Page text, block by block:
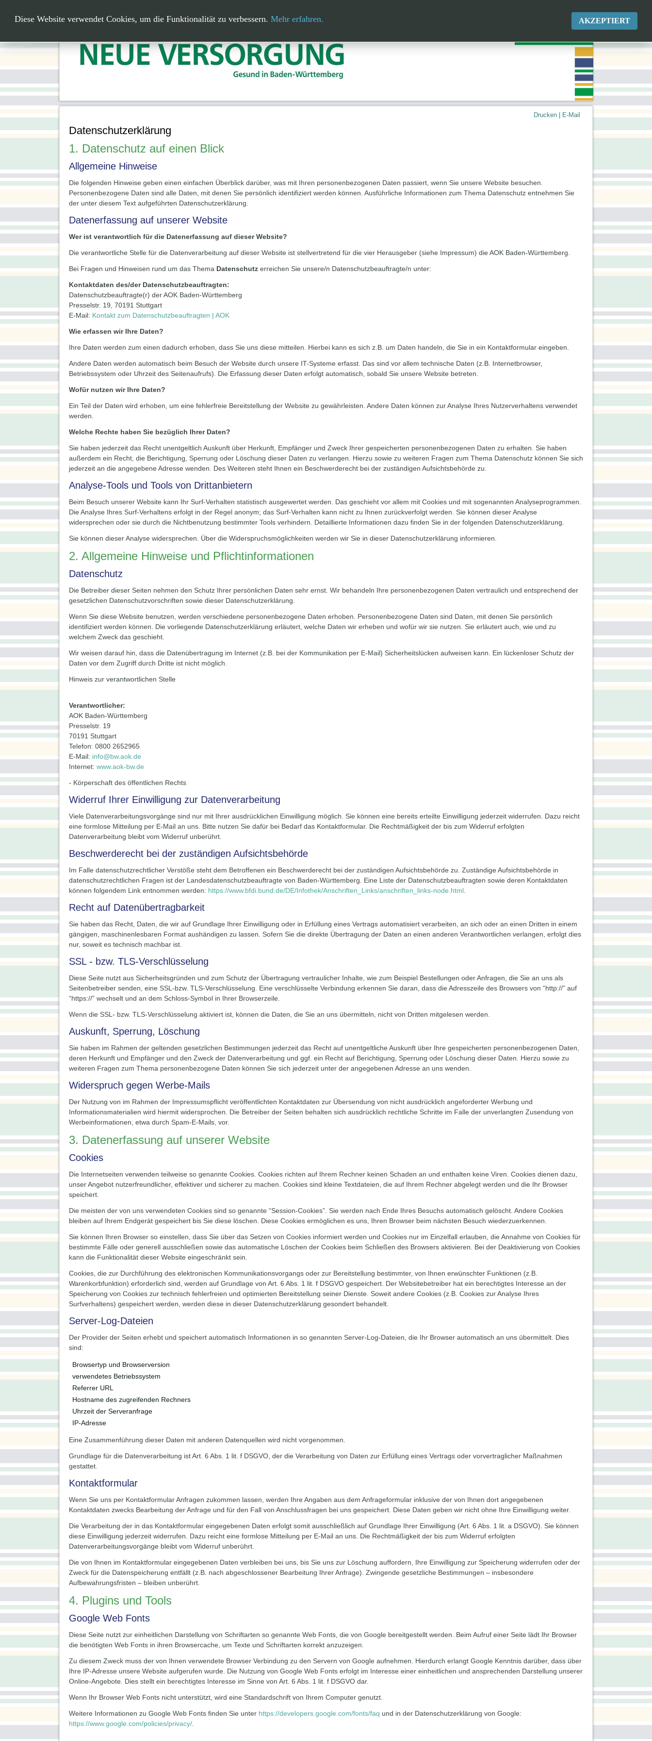
Drucken E-Mail
Datenschutzerklärung
1. Datenschutz auf einen Blick
Allgemeine Hinweise
Die folgenden Hinweise geben einen einfachen Überblick darüber, was mit Ihren personenbezogenen Daten passiert, wenn Sie unsere Website besuchen.
Personenbezogene Daten sind alle Daten, mit denen Sie persönlich identifiziert werden können. Ausführliche Informationen zum Thema Datenschutz entnehmen Sie
der unter diesem Text aufgeführten Datenschutzerklärung.
Datenerfassung auf unserer Website
Wer ist verantwortlich für die Datenerfassung auf dieser Website?
Die verantwortliche Stelle für die Datenverarbeitung auf dieser Website ist stellvertretend für die vier Herausgeber (siehe Impressum) die AOK Baden-Württemberg.
Bei Fragen und Hinweisen rund um das Thema Datenschutz erreichen Sie unsere/n Datenschutzbeauftragte/n unter:
Kontaktdaten des/der Datenschutzbeauftragten:
Datenschutzbeauftragte(r) der AOK Baden-Württemberg
Presselstr. 19, 70191 Stuttgart
E-Mail: Kontakt zum Datenschutzbeauftragten | AOK
Wie erfassen wir Ihre Daten?
Ihre Daten werden zum einen dadurch erhoben, dass Sie uns diese mitteilen. Hierbei kann es sich z.B. um Daten handeln, die Sie in ein Kontaktformular eingeben.
Andere Daten werden automatisch beim Besuch der Website durch unsere IT-Systeme erfasst. Das sind vor allem technische Daten (z.B. Internetbrowser,
Betriebssystem oder Uhrzeit des Seitenaufrufs). Die Erfassung dieser Daten erfolgt automatisch, sobald Sie unsere Website betreten.
Wofür nutzen wir Ihre Daten?
Ein Teil der Daten wird erhoben, um eine fehlerfreie Bereitstellung der Website zu gewährleisten. Andere Daten können zur Analyse Ihres Nutzerverhaltens verwendet
werden.
Welche Rechte haben Sie bezüglich Ihrer Daten?
Sie haben jederzeit das Recht unentgeltlich Auskunft über Herkunft, Empfänger und Zweck Ihrer gespeicherten personenbezogenen Daten zu erhalten. Sie haben
außerdem ein Recht, die Berichtigung, Sperrung oder Löschung dieser Daten zu verlangen. Hierzu sowie zu weiteren Fragen zum Thema Datenschutz können Sie sich
jederzeit an die angegebene Adresse wenden. Des Weiteren steht Ihnen ein Beschwerderecht bei der zuständigen Aufsichtsbehörde zu.
Analyse-Tools und Tools von Drittanbietern
Beim Besuch unserer Website kann Ihr Surf-Verhalten statistisch ausgewertet werden. Das geschieht vor allem mit Cookies und mit sogenannten Analyseprogrammen.
Die Analyse Ihres Surf-Verhaltens erfolgt in der Regel anonym; das Surf-Verhalten kann nicht zu Ihnen zurückverfolgt werden. Sie können dieser Analyse
widersprechen oder sie durch die Nichtbenutzung bestimmter Tools verhindern. Detaillierte Informationen dazu finden Sie in der folgenden Datenschutzerklärung.
Sie können dieser Analyse widersprechen. Über die Widerspruchsmöglichkeiten werden wir Sie in dieser Datenschutzerklärung informieren.
2. Allgemeine Hinweise und Pflichtinformationen
Datenschutz
Die Betreiber dieser Seiten nehmen den Schutz Ihrer persönlichen Daten sehr ernst. Wir behandeln Ihre personenbezogenen Daten vertraulich und entsprechend der
gesetzlichen Datenschutzvorschriften sowie dieser Datenschutzerklärung.
Wenn Sie diese Website benutzen, werden verschiedene personenbezogene Daten erhoben. Personenbezogene Daten sind Daten, mit denen Sie persönlich
identifiziert werden können. Die vorliegende Datenschutzerklärung erläutert, welche Daten wir erheben und wofür wir sie nutzen. Sie erläutert auch, wie und zu
welchem Zweck das geschieht.
Wir weisen darauf hin, dass die Datenübertragung im Internet (z.B. bei der Kommunikation per E-Mail) Sicherheitslücken aufweisen kann. Ein lückenloser Schutz der
Daten vor dem Zugriff durch Dritte ist nicht möglich.
Hinweis zur verantwortlichen Stelle
Verantwortlicher:
AOK Baden-Württemberg
Presselstr. 19
70191 Stuttgart
Telefon: 0800 2652965
E-Mail: info@bw.aok.de
Internet: www.aok-bw.de
- Körperschaft des öffentlichen Rechts
Widerruf Ihrer Einwilligung zur Datenverarbeitung
Viele Datenverarbeitungsvorgänge sind nur mit Ihrer ausdrücklichen Einwilligung möglich. Sie können eine bereits erteilte Einwilligung jederzeit widerrufen. Dazu reicht
eine formlose Mitteilung per E-Mail an uns. Bitte nutzen Sie dafür bei Bedarf das Kontaktformular. Die Rechtmäßigkeit der bis zum Widerruf erfolgten
Datenverarbeitung bleibt vom Widerruf unberührt.
Beschwerderecht bei der zuständigen Aufsichtsbehörde
Im Falle datenschutzrechtlicher Verstöße steht dem Betroffenen ein Beschwerderecht bei der zuständigen Aufsichtsbehörde zu. Zuständige Aufsichtsbehörde in
datenschutzrechtlichen Fragen ist der Landesdatenschutzbeauftragte von Baden-Württemberg. Eine Liste der Datenschutzbeauftragten sowie deren Kontaktdaten
können folgendem Link entnommen werden: https://www.bfdi.bund.de/DE/Infothek/Anschriften_Links/anschriften_links-node.html
Recht auf Datenübertragbarkeit
Sie haben das Recht, Daten, die wir auf Grundlage Ihrer Einwilligung oder in Erfüllung eines Vertrags automatisiert verarbeiten, an sich oder an einen Dritten in einem
gängigen, maschinenlesbaren Format aushändigen zu lassen. Sofern Sie die direkte Übertragung der Daten an einen anderen Verantwortlichen verlangen, erfolgt dies
nur, soweit es technisch machbar ist.
SSL - bzw. TLS-Verschlüsselung
Diese Seite nutzt aus Sicherheitsgründen und zum Schutz der Übertragung vertraulicher Inhalte, wie zum Beispiel Bestellungen oder Anfragen, die Sie an uns als
Seitenbetreiber senden, eine SSL-bzw. TLS-Verschlüsselung. Eine verschlüsselte Verbindung erkennen Sie daran, dass die Adresszeile des Browsers von “http://” auf
“https://” wechselt und an dem Schloss-Symbol in Ihrer Browserzeile.
Wenn die SSL- bzw. TLS-Verschlüsselung aktiviert ist, können die Daten, die Sie an uns übermitteln, nicht von Dritten mitgelesen werden.
Auskunft, Sperrung, Löschung
Sie haben im Rahmen der geltenden gesetzlichen Bestimmungen jederzeit das Recht auf unentgeltliche Auskunft über Ihre gespeicherten personenbezogenen Daten,
deren Herkunft und Empfänger und den Zweck der Datenverarbeitung und ggf. ein Recht auf Berichtigung, Sperrung oder Löschung dieser Daten. Hierzu sowie zu
weiteren Fragen zum Thema personenbezogene Daten können Sie sich jederzeit unter der angegebenen Adresse an uns wenden.
Widerspruch gegen Werbe-Mails
Der Nutzung von im Rahmen der Impressumspflicht veröffentlichten Kontaktdaten zur Übersendung von nicht ausdrücklich angeforderter Werbung und
Informationsmaterialien wird hiermit widersprochen. Die Betreiber der Seiten behalten sich ausdrücklich rechtliche Schritte im Falle der unverlangten Zusendung von
Werbeinformationen, etwa durch Spam-E-Mails, vor.
3. Datenerfassung auf unserer Website
Cookies
Die Internetseiten verwenden teilweise so genannte Cookies. Cookies richten auf Ihrem Rechner keinen Schaden an und enthalten keine Viren. Cookies dienen dazu,
unser Angebot nutzerfreundlicher, effektiver und sicherer zu machen. Cookies sind kleine Textdateien, die auf Ihrem Rechner abgelegt werden und die Ihr Browser
speichert.
Die meisten der von uns verwendeten Cookies sind so genannte “Session-Cookies”. Sie werden nach Ende Ihres Besuchs automatisch gelöscht. Andere Cookies
bleiben auf Ihrem Endgerät gespeichert bis Sie diese löschen. Diese Cookies ermöglichen es uns, Ihren Browser beim nächsten Besuch wiederzuerkennen.
Sie können Ihren Browser so einstellen, dass Sie über das Setzen von Cookies informiert werden und Cookies nur im Einzelfall erlauben, die Annahme von Cookies für
bestimmte Fälle oder generell ausschließen sowie das automatische Löschen der Cookies beim Schließen des Browsers aktivieren. Bei der Deaktivierung von Cookies
kann die Funktionalität dieser Website eingeschränkt sein.
Cookies, die zur Durchführung des elektronischen Kommunikationsvorgangs oder zur Bereitstellung bestimmter, von Ihnen erwünschter Funktionen (z.B.
Warenkorbfunktion) erforderlich sind, werden auf Grundlage von Art. 6 Abs. 1 lit. f DSGVO gespeichert. Der Websitebetreiber hat ein berechtigtes Interesse an der
Speicherung von Cookies zur technisch fehlerfreien und optimierten Bereitstellung seiner Dienste. Soweit andere Cookies (z.B. Cookies zur Analyse Ihres
Surfverhaltens) gespeichert werden, werden diese in dieser Datenschutzerklärung gesondert behandelt.
Server-Log-Dateien
Der Provider der Seiten erhebt und speichert automatisch Informationen in so genannten Server-Log-Dateien, die Ihr Browser automatisch an uns übermittelt. Dies
sind:
Browsertyp und Browserversion
verwendetes Betriebssystem
Referrer URL
Hostname des zugreifenden Rechners
Uhrzeit der Serveranfrage
IP-Adresse
Eine Zusammenführung dieser Daten mit anderen Datenquellen wird nicht vorgenommen.
Grundlage für die Datenverarbeitung ist Art. 6 Abs. 1 lit. f DSGVO, der die Verarbeitung von Daten zur Erfüllung eines Vertrags oder vorvertraglicher Maßnahmen
gestattet.
Kontaktformular
Wenn Sie uns per Kontaktformular Anfragen zukommen lassen, werden Ihre Angaben aus dem Anfrageformular inklusive der von Ihnen dort angegebenen
Kontaktdaten zwecks Bearbeitung der Anfrage und für den Fall von Anschlussfragen bei uns gespeichert. Diese Daten geben wir nicht ohne Ihre Einwilligung weiter.
Die Verarbeitung der in das Kontaktformular eingegebenen Daten erfolgt somit ausschließlich auf Grundlage Ihrer Einwilligung (Art. 6 Abs. 1 lit. a DSGVO). Sie können
diese Einwilligung jederzeit widerrufen. Dazu reicht eine formlose Mitteilung per E-Mail an uns. Die Rechtmäßigkeit der bis zum Widerruf erfolgten
Datenverarbeitungsvorgänge bleibt vom Widerruf unberührt.
Die von Ihnen im Kontaktformular eingegebenen Daten verbleiben bei uns, bis Sie uns zur Löschung auffordern, Ihre Einwilligung zur Speicherung widerrufen oder der
Zweck für die Datenspeicherung entfällt (z.B. nach abgeschlossener Bearbeitung Ihrer Anfrage). Zwingende gesetzliche Bestimmungen – insbesondere
Aufbewahrungsfristen – bleiben unberührt.
4. Plugins und Tools
Google Web Fonts
Diese Seite nutzt zur einheitlichen Darstellung von Schriftarten so genannte Web Fonts, die von Google bereitgestellt werden. Beim Aufruf einer Seite lädt Ihr Browser
die benötigten Web Fonts in ihren Browsercache, um Texte und Schriftarten korrekt anzuzeigen.
Zu diesem Zweck muss der von Ihnen verwendete Browser Verbindung zu den Servern von Google aufnehmen. Hierdurch erlangt Google Kenntnis darüber, dass über
Ihre IP-Adresse unsere Website aufgerufen wurde. Die Nutzung von Google Web Fonts erfolgt im Interesse einer einheitlichen und ansprechenden Darstellung unserer
Online-Angebote. Dies stellt ein berechtigtes Interesse im Sinne von Art. 6 Abs. 1 lit. f DSGVO dar.
Wenn Ihr Browser Web Fonts nicht unterstützt, wird eine Standardschrift von Ihrem Computer genutzt.
Weitere Informationen zu Google Web Fonts finden Sie unter https://developers.google.com/fonts/faq und in der Datenschutzerklärung von Google:
https://www.google.com/policies/privacy/
Diese Website verwendet Cookies, um die Funktionalität zu verbessern. Mehr erfahren. AKZEPTIERT